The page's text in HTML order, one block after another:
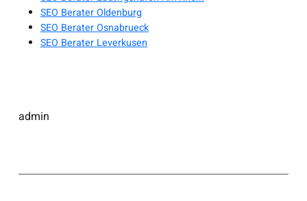
SEO Berater Oldenburg
SEO Berater Osnabrueck
SEO Berater Leverkusen
admin